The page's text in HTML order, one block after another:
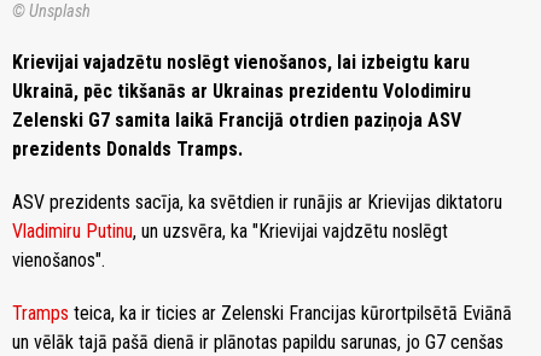
© Unsplash
Krievijai vajadzētu noslēgt vienošanos, lai izbeigtu karu
Ukrainā, pēc tikšanās ar Ukrainas prezidentu Volodimiru
Zelenski G7 samita laikā Francijā otrdien paziņoja ASV
prezidents Donalds Tramps.
ASV prezidents sacīja, ka svētdien ir runājis ar Krievijas diktatoru
Vladimiru Putinu, un uzsvēra, ka "Krievijai vajdzētu noslēgt
vienošanos".
Tramps teica, ka ir ticies ar Zelenski Francijas kūrortpilsētā Eviānā
un vēlāk tajā pašā dienā ir plānotas papildu sarunas, jo G7 cenšas